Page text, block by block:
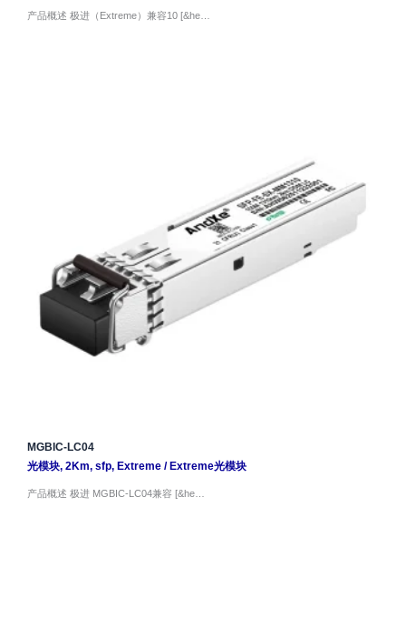
产品概述 极进（Extreme）兼容10 [&he…
MGBIC-LC04
光模块, 2Km, sfp, Extreme/ Extreme光模块
产品概述 极进 MGBIC-LC04兼容 [&he…